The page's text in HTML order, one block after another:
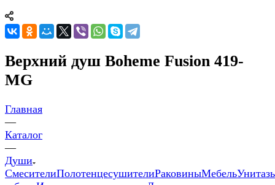
Верхний душ Boheme Fusion 419-
MG
Главная
—
Каталог
—
Души
СмесителиПолотенцесушителиРаковиныМебель